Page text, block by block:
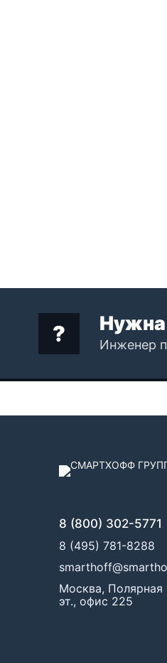
Нужна
Инженер
8 (800) 302-5771
8 (495) 781-8288
Москва, Полярная
эт., офис 225